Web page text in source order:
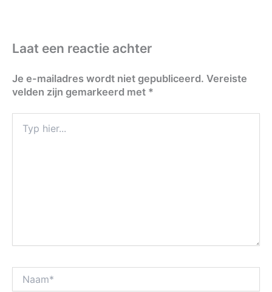
Laat een reactie achter
Je e-mailadres wordt niet gepubliceerd. Vereiste
velden zijn gemarkeerd met *
hier...